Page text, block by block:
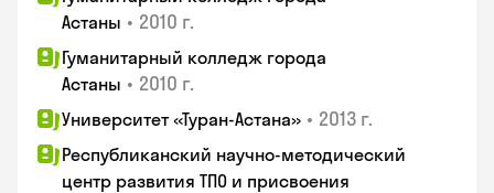
Астаны • 2010 г.
Гуманитарный колледж города
Астаны • 2010 г.
Университет «Туран-Астана» • 2013 г.
Республиканский научно-методический
центр развития ТПО и присвоения